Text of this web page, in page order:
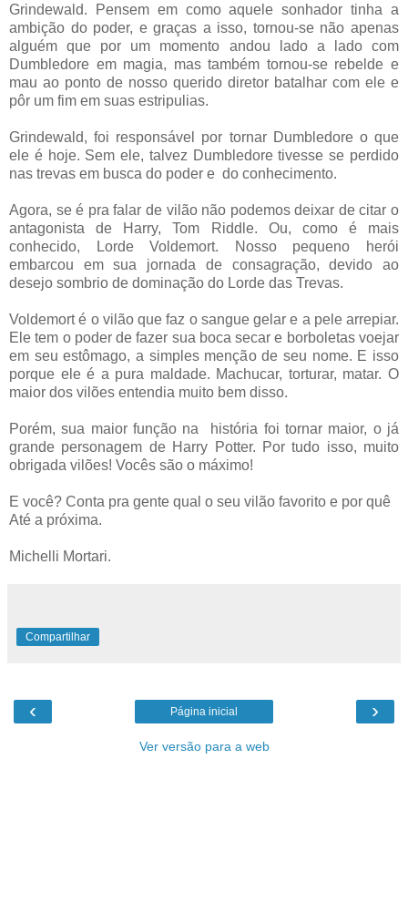
Grindewald. Pensem em como aquele sonhador tinha a
ambição do poder, e graças a isso, tornou-se não apenas
alguém que por um momento andou lado a lado com
Dumbledore em magia, mas também tornou-se rebelde e
mau ao ponto de nosso querido diretor batalhar com ele e
pôr um fim em suas estripulias.
Grindewald, foi responsável por tornar Dumbledore o que
ele é hoje. Sem ele, talvez Dumbledore tivesse se perdido
nas trevas em busca do poder e do conhecimento.
Agora, se é pra falar de vilão não podemos deixar de citar o
antagonista de Harry, Tom Riddle. Ou, como é mais
conhecido, Lorde Voldemort. Nosso pequeno herói
embarcou em sua jornada de consagração, devido ao
desejo sombrio de dominação do Lorde das Trevas.
Voldemort é o vilão que faz o sangue gelar e a pele arrepiar.
Ele tem o poder de fazer sua boca secar e borboletas voejar
em seu estômago, a simples menção de seu nome. E isso
porque ele é a pura maldade. Machucar, torturar, matar. O
maior dos vilões entendia muito bem disso.
Porém, sua maior função na história foi tornar maior, o já
grande personagem de Harry Potter. Por tudo isso, muito
obrigada vilões! Vocês são o máximo!
E você? Conta pra gente qual o seu vilão favorito e por quê
Até a próxima.
Michelli Mortari.
Compartilhar
‹ ›
Página inicial
Ver versão para a web